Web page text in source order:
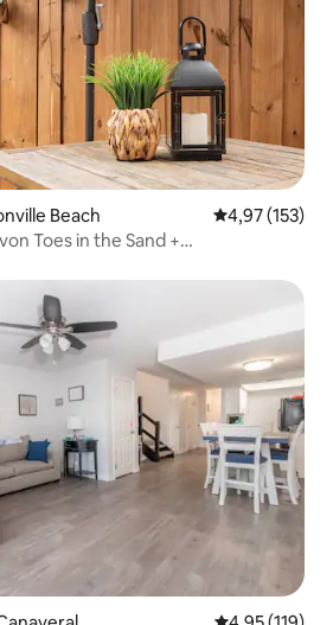
Beach
4,97 (153)
Toes in the Sand +